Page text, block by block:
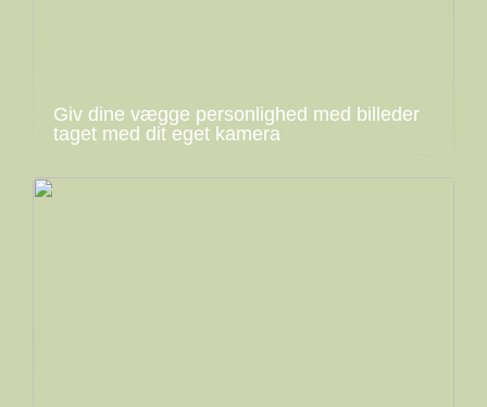
Giv dine vægge personlighed med billeder
taget med dit eget kamera